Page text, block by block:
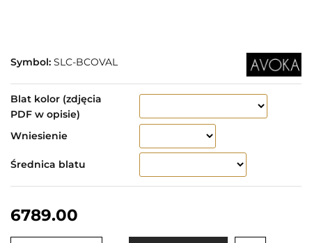
Symbol: SLC-BCOVAL
Blat kolor (zdjęcia
PDF w opisie)
Wniesienie
Średnica blatu
6789.00